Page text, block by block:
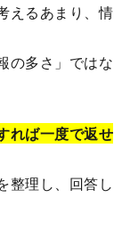
えるあまり、情
の多さ」ではな
れば一度で返せ
整理し、回答し